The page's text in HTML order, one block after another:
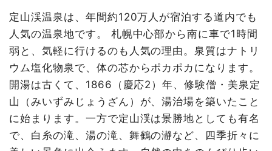
＜十勝川温泉＞
十勝川温泉 第一ホテル 豊洲亭・豆陽亭
十勝川温泉 三余庵
＜北湯沢＞
緑の風リゾート きたゆざわ
＜ニセコ＞
湯元ニセコプリンスホテル ひらふ亭
＜阿寒＞
定山渓温泉は、年間約120万人が宿泊する道内でも
人気の温泉地です。 札幌中心部から南に車で1時間
弱と、気軽に行けるのも人気の理由。泉質はナトリ
ウム塩化物泉で、体の芯からポカポカになります。
開湯は古くて、1866（慶応2）年、修験僧・美泉定
山（みいずみじょうざん）が、湯治場を築いたこと
に始まります。一方で定山渓は景勝地としても有名
で、白糸の滝、湯の滝、舞鶴の瀞など、四季折々に